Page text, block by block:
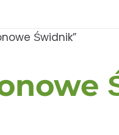
Świdnik”